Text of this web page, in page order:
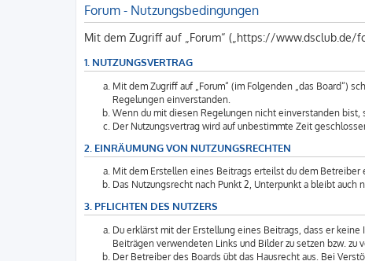
Forum - Nutzungsbedingungen
Mit dem Zugriff auf „Forum“ („https://
1. NUTZUNGSVERTRAG
Mit dem Zugriff auf „Forum“ (im Folgenden „das Board“)
Regelungen einverstanden.
Wenn du mit diesen Regelungen nicht einverstanden
Der Nutzungsvertrag wird auf unbestimmte Zeit
2. EINRÄUMUNG VON NUTZUNGSRECHTEN
Mit dem Erstellen eines Beitrags erteilst du dem Betreiber
Das Nutzungsrecht nach Punkt 2, Unterpunkt a bleibt
3. PFLICHTEN DES NUTZERS
Du erklärst mit der Erstellung eines Beitrags, dass er
Beiträgen verwendeten Links und Bilder zu setzen bzw. zu
Der Betreiber des Boards übt das Hausrecht aus. Bei